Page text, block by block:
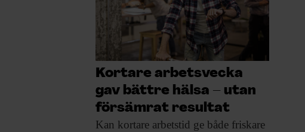
Kortare arbetsvecka
gav bättre hälsa – utan
försämrat resultat
Kan kortare arbetstid ge både friskare